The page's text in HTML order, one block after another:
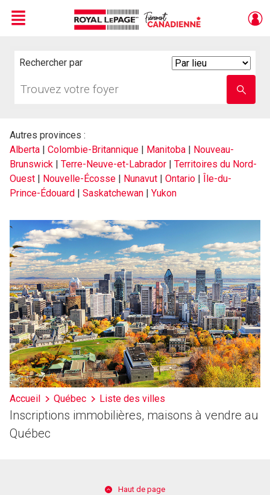
Menu
Rechercher par
votre
nom
Autres provinces :
Alberta | Colombie-Britannique | Manitoba | Nouveau-
Brunswick | Terre-Neuve-et-Labrador | Territoires du Nord-
Ouest | Nouvelle-Écosse | Nunavut | Ontario | Île-du-
Prince-Édouard | Saskatchewan | Yukon
Accueil Québec Liste des villes
Inscriptions immobilières, maisons à vendre au
Québec
Haut de page